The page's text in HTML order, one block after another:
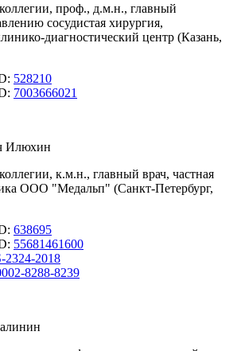
проф., д.м.н., главный
сосудистая хирургия,
диагностический центр (Казань,
528210
7003666021
Илюхин
к.м.н., главный врач, частная
ООО "Медальп" (Санкт-Петербург,
638695
55681461600
2324-2018
8288-8239